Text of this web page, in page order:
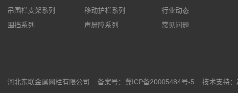
吊围栏支架系列
移动护栏系列
围挡系列
声屏障系列
行业动态
常见问题
河北东联金属网栏有限公司 备案号： 冀ICP备20005484号-5 技术支持：